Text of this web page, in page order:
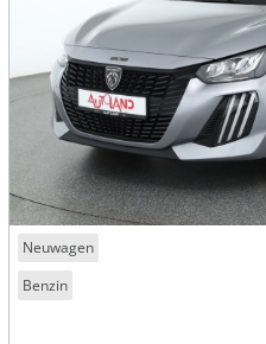
Neuwagen
Benzin